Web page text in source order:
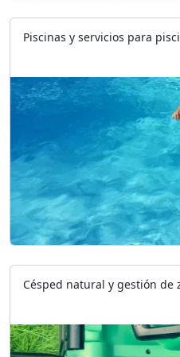
Piscinas y servicios para
Césped natural y gestión de